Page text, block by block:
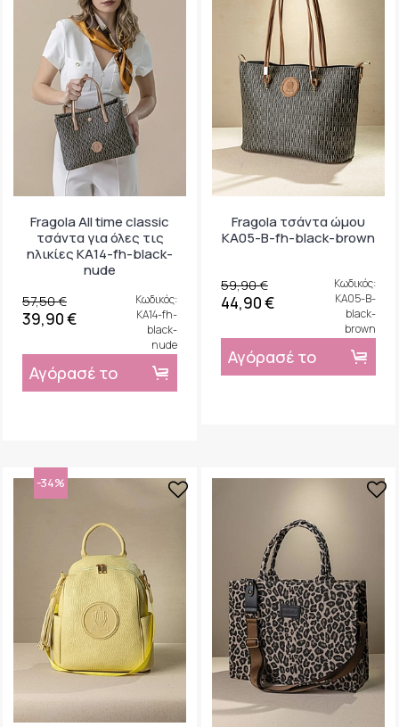
Fragola All time classic
τσάντα για όλες τις
ηλικίες KA14-fh-black-
nude
57,50 €
39,90 €
Κωδικός:
KA14-fh-
black-
nude
Αγόρασέ το
Fragola τσάντα ώμου
KA05-B-fh-black-brown
59,90 €
44,90 €
Κωδικός:
KA05-B-
black-
brown
Αγόρασέ το
-34%